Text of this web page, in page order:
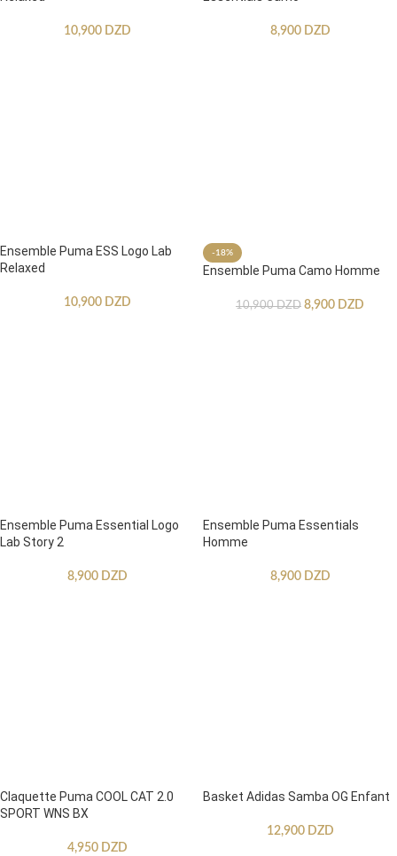
10,900 DZD 8,900 DZD
Ensemble Puma ESS Logo Lab
Relaxed
10,900 DZD
-18%
Ensemble Puma Camo Homme
10,900DZD 8,900 DZD
Ensemble Puma Essential Logo
Lab Story 2
8,900 DZD
Ensemble Puma Essentials
Homme
8,900 DZD
Claquette Puma COOL CAT 2.0
SPORT WNS BX
4,950 DZD
Basket Adidas Samba OG Enfant
12,900 DZD